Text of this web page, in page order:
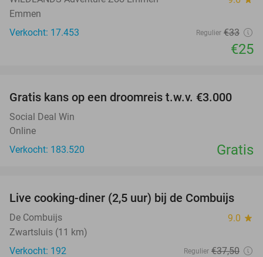
Emmen
Verkocht: 17.453
Regulier €33
€25
Gratis kans op een droomreis t.w.v. €3.000
Social Deal Win
Online
Verkocht: 183.520
Gratis
20%
Live cooking-diner (2,5 uur) bij de Combuijs
De Combuijs 9.0 star
Zwartsluis (11 km)
Verkocht: 192
Regulier €37,50